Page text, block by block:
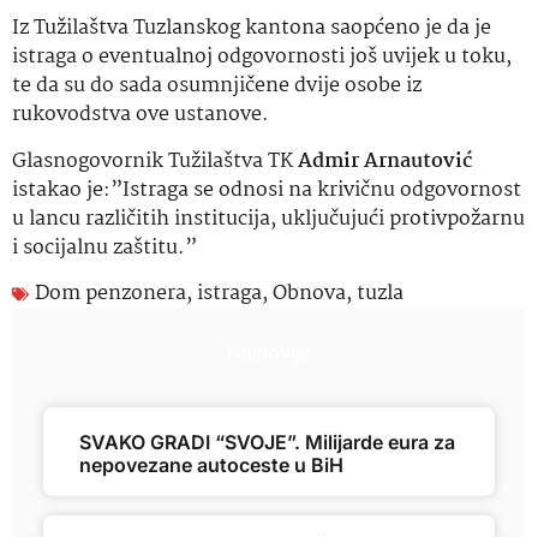
Iz Tužilaštva Tuzlanskog kantona saopćeno je da je
istraga o eventualnoj odgovornosti još uvijek u toku,
te da su do sada osumnjičene dvije osobe iz
rukovodstva ove ustanove.
Glasnogovornik Tužilaštva TKAdmir Arnautović
istakao je:”Istraga se odnosi na krivičnu odgovornost
u lancu različitih institucija, uključujući protivpožarnu
i socijalnu zaštitu.”
Dom penzonera, istraga,Obnova, tuzla
SVAKO GRADI “SVOJE”. Milijarde eura za
nepovezane autoceste u BiH